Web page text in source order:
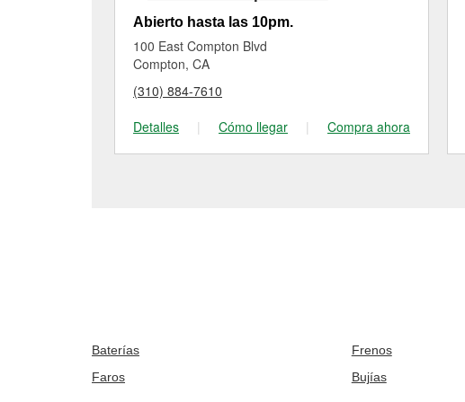
Abierto hasta las 10pm.
100 East Compton Blvd
Compton, CA
(310) 884-7610
Detalles
| Cómo llegar | Compra ahora
Baterías Frenos
Faros
Bujías